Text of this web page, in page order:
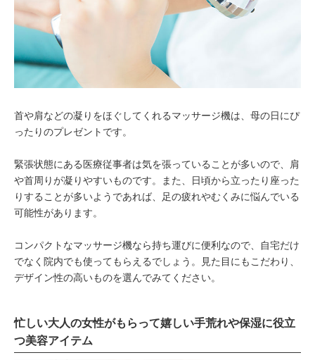
首や肩などの凝りをほぐしてくれるマッサージ機は、母の日にぴ
ったりのプレゼントです。
緊張状態にある医療従事者は気を張っていることが多いので、肩
や首周りが凝りやすいものです。また、日頃から立ったり座った
りすることが多いようであれば、足の疲れやむくみに悩んでいる
可能性があります。
コンパクトなマッサージ機なら持ち運びに便利なので、自宅だけ
でなく院内でも使ってもらえるでしょう。見た目にもこだわり、
デザイン性の高いものを選んでみてください。
忙しい大人の女性がもらって嬉しい手荒れや保湿に役立
つ美容アイテム